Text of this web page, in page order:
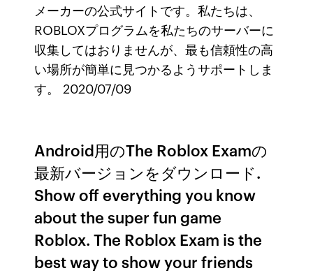
メーカーの公式サイトです。私たちは、
ROBLOXプログラムを私たちのサーバーに
収集してはおりませんが、最も信頼性の高
い場所が簡単に見つかるようサポートしま
す。 2020/07/09
Android用のThe Roblox Examの
最新バージョンをダウンロード.
Show off everything you know
about the super fun game
Roblox. The Roblox Exam is the
best way to show your friends